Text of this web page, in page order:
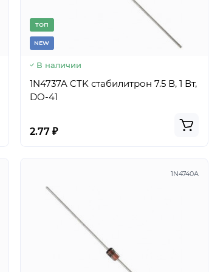
TОП
NEW
В наличии
1N4737A CTK стабилитрон 7.5 В, 1 Вт,
DO-41
2.77 ₽
1N4740A